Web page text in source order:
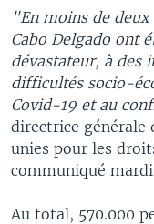
"En moins de
Cabo Delgado ont
dévastateur, à des
difficultés socio-
Covid-19 et au
directrice générale
unies pour les
communiqué
Au total, 570.000